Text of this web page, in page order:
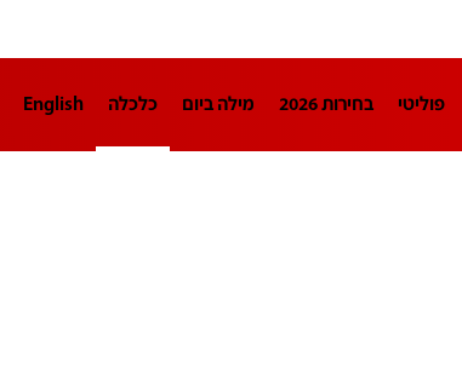
פוליטי בחירות 2026 מילה ביום כלכלה English